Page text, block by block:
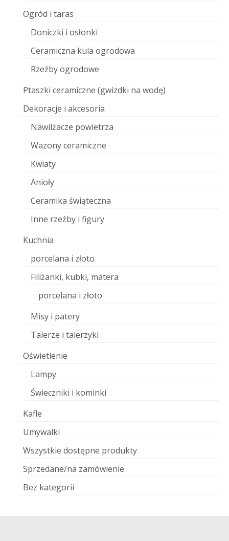
Ogród i taras
Doniczki i osłonki
Ceramiczna kula ogrodowa
Rzeźby ogrodowe
Ptaszki ceramiczne (gwizdki na wodę)
Dekoracje i akcesoria
Nawilżacze powietrza
Wazony ceramiczne
Kwiaty
Anioły
Ceramika świąteczna
Inne rzeźby i figury
Kuchnia
porcelana i złoto
Filiżanki, kubki, matera
porcelana i złoto
Misy i patery
Talerze i talerzyki
Oświetlenie
Lampy
Świeczniki i kominki
Kafle
Umywalki
Wszystkie dostępne produkty
Sprzedane/na zamówienie
Bez kategorii